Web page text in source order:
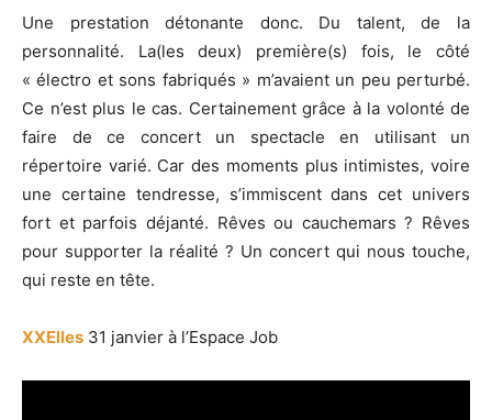
Une prestation détonante donc. Du talent, de la
personnalité. La(les deux) première(s) fois, le côté
« électro et sons fabriqués » m’avaient un peu perturbé.
Ce n’est plus le cas. Certainement grâce à la volonté de
faire de ce concert un spectacle en utilisant un
répertoire varié. Car des moments plus intimistes, voire
une certaine tendresse, s’immiscent dans cet univers
fort et parfois déjanté. Rêves ou cauchemars ? Rêves
pour supporter la réalité ? Un concert qui nous touche,
qui reste en tête.
XXElles 31 janvier à l’Espace Job